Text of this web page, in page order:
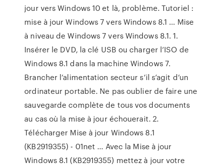
jour vers Windows 10 et là, problème. Tutoriel :
mise à jour Windows 7 vers Windows 8.1 ... Mise
à niveau de Windows 7 vers Windows 8.1. 1.
Insérer le DVD, la clé USB ou charger l’ISO de
Windows 8.1 dans la machine Windows 7.
Brancher l’alimentation secteur s’il s’agit d’un
ordinateur portable. Ne pas oublier de faire une
sauvegarde complète de tous vos documents
au cas où la mise à jour échouerait. 2.
Télécharger Mise à jour Windows 8.1
(KB2919355) - 01net ... Avec la Mise à jour
Windows 8.1 (KB2919355) mettez à jour votre